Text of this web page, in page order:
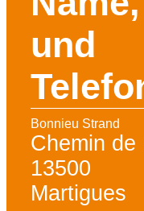
und
Bonnieu Strand
Chemin de
13500
Martigues